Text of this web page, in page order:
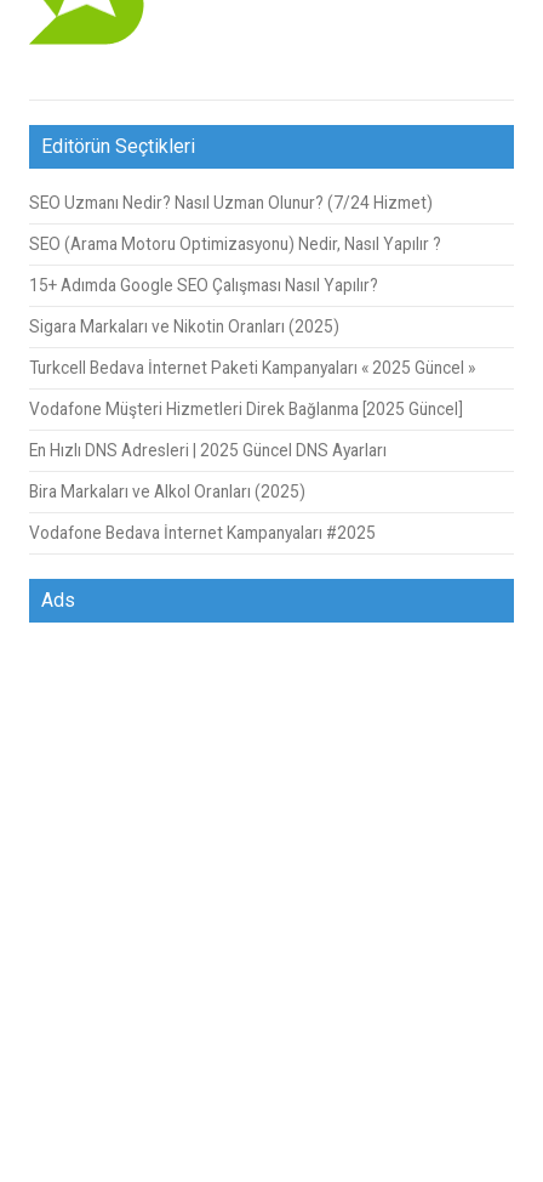
Editörün Seçtikleri
SEO Uzmanı Nedir? Nasıl Uzman Olunur? (7/24 Hizmet)
SEO (Arama Motoru Optimizasyonu) Nedir, Nasıl Yapılır ?
15+ Adımda Google SEO Çalışması Nasıl Yapılır?
Sigara Markaları ve Nikotin Oranları (2025)
Turkcell Bedava İnternet Paketi Kampanyaları « 2025 Güncel »
Vodafone Müşteri Hizmetleri Direk Bağlanma [2025 Güncel]
En Hızlı DNS Adresleri | 2025 Güncel DNS Ayarları
Bira Markaları ve Alkol Oranları (2025)
Vodafone Bedava İnternet Kampanyaları #2025
Ads